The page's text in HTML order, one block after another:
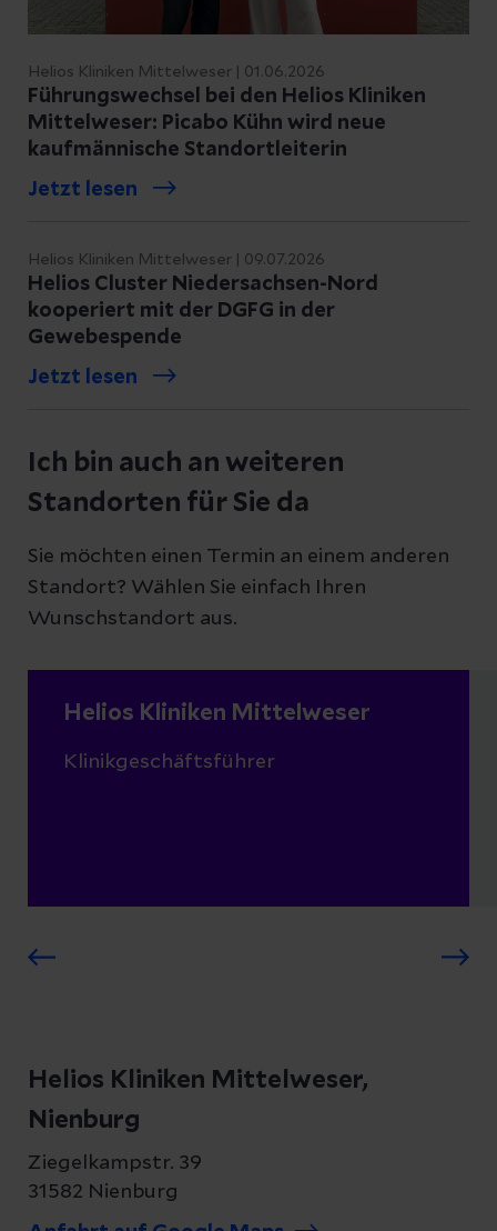
Helios Kliniken Mittelweser | 01.06.2026
Führungswechsel bei den Helios Kliniken
Mittelweser: Picabo Kühn wird neue
kaufmännische Standortleiterin
Jetzt lesen
Helios Kliniken Mittelweser | 09.07.2026
Helios Cluster Niedersachsen-Nord
kooperiert mit der DGFG in der
Gewebespende
Jetzt lesen
Ich bin auch an weiteren
Standorten für Sie da
Sie möchten einen Termin an einem anderen
Standort? Wählen Sie einfach Ihren
Wunschstandort aus.
Helios Kliniken Mittelweser
Klinikgeschäftsführer
Helios Kliniken Mittelweser,
Nienburg
Ziegelkampstr. 39
31582 Nienburg